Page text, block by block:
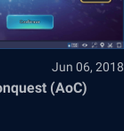
Jun 06, 2018
(AoC)